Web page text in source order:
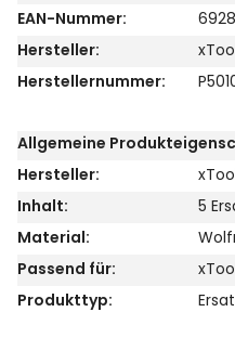
EAN-Nummer:
Hersteller:
Herstellernummer:
Allgemeine
Hersteller:
Inhalt:
5
Material:
Passend für:
Produkttyp: